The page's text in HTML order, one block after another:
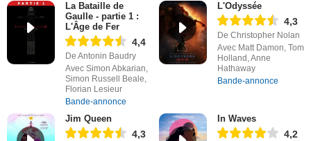
La Bataille de
Gaulle - partie 1 :
L'Âge de Fer
4,4
De Antonin Baudry
Avec Simon Abkarian,
Simon Russell Beale,
Florian Lesieur
Bande-annonce
L'Odyssée
4,3
De Christopher Nolan
Avec Matt Damon, Tom
Holland, Anne
Hathaway
Bande-annonce
Jim Queen
4,3
In Waves
4,2